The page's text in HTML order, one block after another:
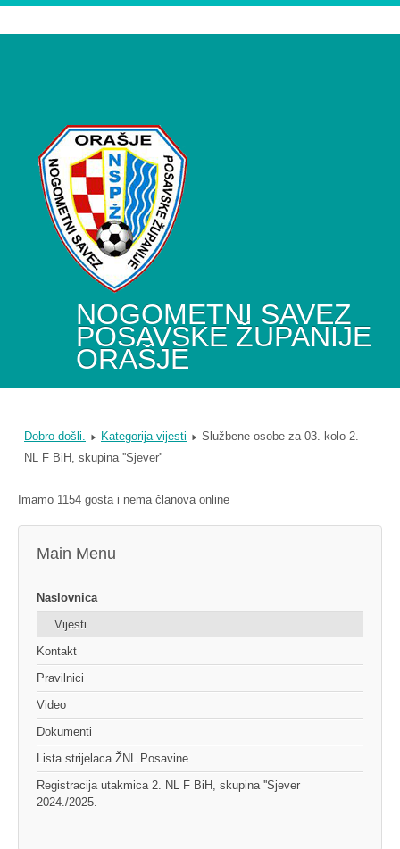
NOGOMETNI SAVEZ
POSAVSKE ŽUPANIJE
ORAŠJE
Dobro došli. Kategorija vijesti
Službene osobe za 03. kolo 2.
NL F BiH, skupina ''Sjever''
Imamo 1154 gosta i nema članova online
Main Menu
Naslovnica
Vijesti
Kontakt
Pravilnici
Video
Dokumenti
Lista strijelaca ŽNL Posavine
Registracija utakmica 2. NL F BiH, skupina ''Sjever
2024./2025.